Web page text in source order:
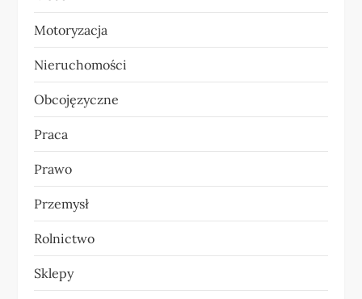
u
Motoryzacja
Nieruchomości
Obcojęzyczne
Praca
Prawo
Przemysł
Rolnictwo
Sklepy